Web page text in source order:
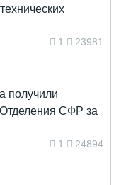
1 23981
получили
Отделения СФР за
1 24894